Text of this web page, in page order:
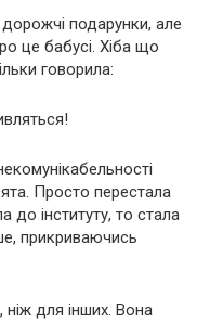
подарунки, але
це бабусі. Хіба що
говорила:
Просто перестала
до інституту, то стала
прикриваючись
ніж для інших. Вона